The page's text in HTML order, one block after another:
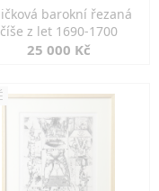
barokní řezaná
číše z let 1690-1700
25 000 Kč